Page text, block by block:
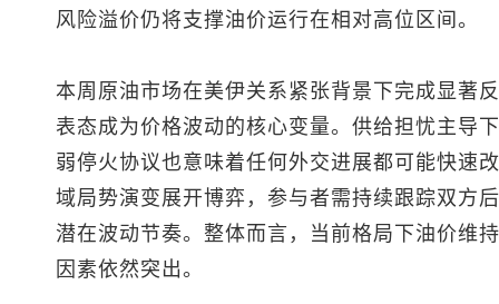
风险溢价仍将支撑油价运行在相对高位区间。
本周原油市场在美伊关系紧张背景下完成显著
表态成为价格波动的核心变量。供给担忧主导
弱停火协议也意味着任何外交进展都可能快速
域局势演变展开博弈，参与者需持续跟踪双方
潜在波动节奏。整体而言，当前格局下油价维
因素依然突出。